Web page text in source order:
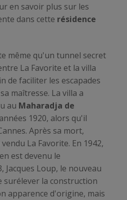
en savoir plus sur les
dans cette résidence
même qu'un tunnel secret
La Favorite et la villa
de faciliter les escapades
maîtresse. La villa a
au Maharadja de
1920, alors qu'il
Après sa mort,
La Favorite. En 1942,
est devenu le
Jacques Loup, le nouveau
surélever la construction
apparence d'origine, mais